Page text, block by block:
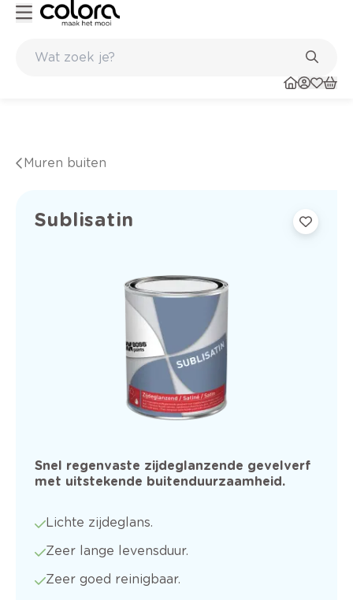
Muren buiten
Sublisatin
Snel regenvaste zijdeglanzende gevelverf
met uitstekende buitenduurzaamheid.
Lichte zijdeglans.
Zeer lange levensduur.
Zeer goed reinigbaar.